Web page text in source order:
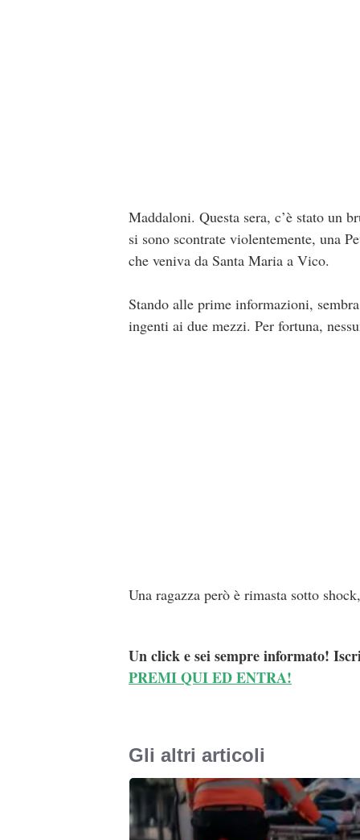
Maddaloni. Questa sera, c’è stato un
si sono scontrate violentemente, una
che veniva da Santa Maria a Vico.
Stando alle prime informazioni,
ingenti ai due mezzi. Per fortuna,
Una ragazza però è rimasta sotto
Un click e sei sempre informato!
PREMI QUI ED ENTRA!
Gli altri articoli